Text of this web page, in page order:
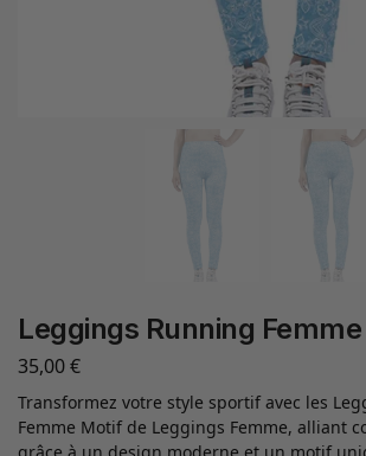
Leggings Running
35,00€
Transformez votre style sportif avec les
Femme Motif de Leggings Femme, alliant